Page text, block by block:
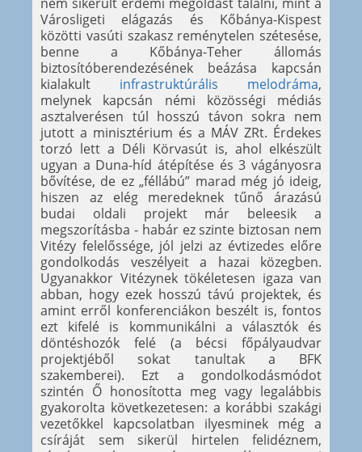
Városligeti elágazás és Kőbánya-Kispest
közötti vasúti szakasz reménytelen szétesése,
benne a Kőbánya-Teher állomás
biztosítóberendezésének beázása kapcsán
kialakult infrastruktúrális melodráma,
melynek kapcsán némi közösségi médiás
asztalverésen túl hosszú távon sokra nem
jutott a minisztérium és a MÁV ZRt. Érdekes
torzó lett a Déli Körvasút is, ahol elkészült
ugyan a Duna-híd átépítése és 3 vágányosra
bővítése, de ez „féllábú” marad még jó ideig,
hiszen az elég meredeknek tűnő árazású
budai oldali projekt már beleesik a
megszorításba - habár ez szinte biztosan nem
Vitézy felelőssége, jól jelzi az évtizedes előre
gondolkodás veszélyeit a hazai közegben.
Ugyanakkor Vitézynek tökéletesen igaza van
abban, hogy ezek hosszú távú projektek, és
amint erről konferenciákon beszélt is, fontos
ezt kifelé is kommunikálni a választók és
döntéshozók felé (a bécsi főpályaudvar
projektjéből sokat tanultak a BFK
szakemberei). Ezt a gondolkodásmódot
szintén Ő honosította meg vagy legalábbis
gyakorolta következetesen: a korábbi szakági
vezetőkkel kapcsolatban ilyesminek még a
csíráját sem sikerül hirtelen felidéznem,